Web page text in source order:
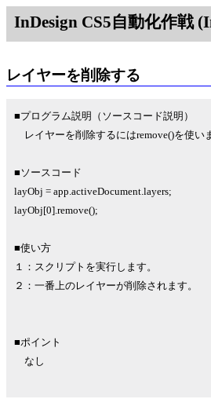
InDesign CS5自動化作戦
レイヤーを削除する
■プログラム説明（ソースコード説明）
レイヤーを削除するにはremove()を使い
■ソースコード
layObj = app.activeDocument.layers;
layObj[0].remove();
■使い方
１：スクリプトを実行します。
２：一番上のレイヤーが削除されます。
■ポイント
なし